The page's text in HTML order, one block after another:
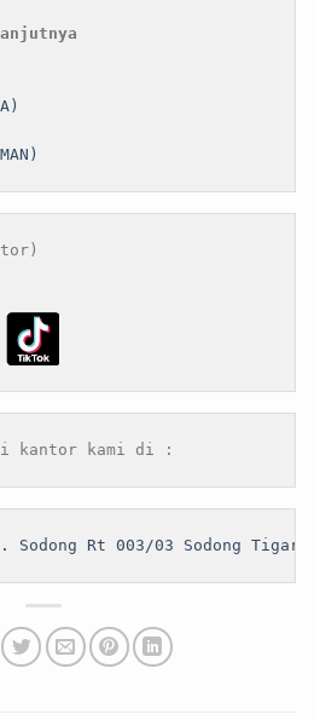
kantor kami di :
Sodong Rt 003/03 Sodong